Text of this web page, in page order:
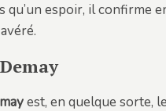
qu’un espoir, il confirme
est, en quelque sorte,